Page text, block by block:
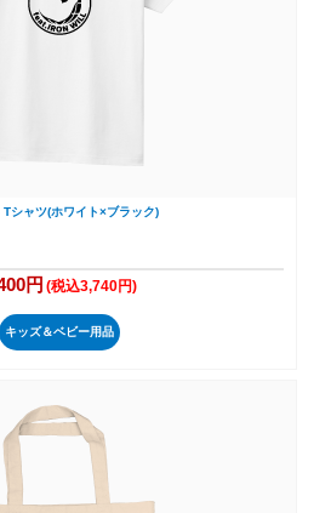
シャツ(ホワイト×ブラック)
円 (税込3,740円)
キッズ＆ベビー用品